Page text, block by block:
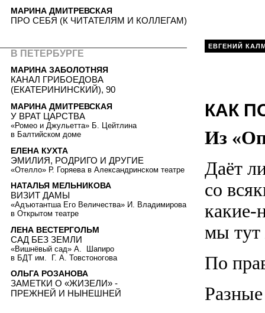
ЕВГЕНИЙ
КАК
Из
Даёт
со
какие-
мы тут
По
МАРИНА ДМИТРЕВСКАЯ
ПРО СЕБЯ (К ЧИТАТЕЛЯМ И КОЛЛЕГАМ)
В ПЕТЕРБУРГЕ
МАРИНА ЗАБОЛОТНЯЯ
КАНАЛ ГРИБОЕДОВА
(ЕКАТЕРИНИНСКИЙ), 90
МАРИНА ДМИТРЕВСКАЯ
У ВРАТ ЦАРСТВА
«Ромео и Джульетта» Б. Цейтлина
в Балтийском доме
ЕЛЕНА КУХТА
ЭМИЛИЯ, РОДРИГО И ДРУГИЕ
«Отелло» Р. Горяева в Александринском театре
НАТАЛЬЯ МЕЛЬНИКОВА
ВИЗИТ ДАМЫ
«Адъютантша Его Величества» И. Владимирова
в Открытом театре
ЛЕНА ВЕСТЕРГОЛЬМ
САД БЕЗ ЗЕМЛИ
«Вишнёвый сад» А. Шапиро
в БДТ им. Г. А. Товстоногова
ОЛЬГА РОЗАНОВА
ЗАМЕТКИ О «ЖИЗЕЛИ» -
ПРЕЖНЕЙ И НЫНЕШНЕЙ